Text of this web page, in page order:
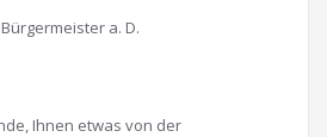
a. D.
Ihnen etwas von der